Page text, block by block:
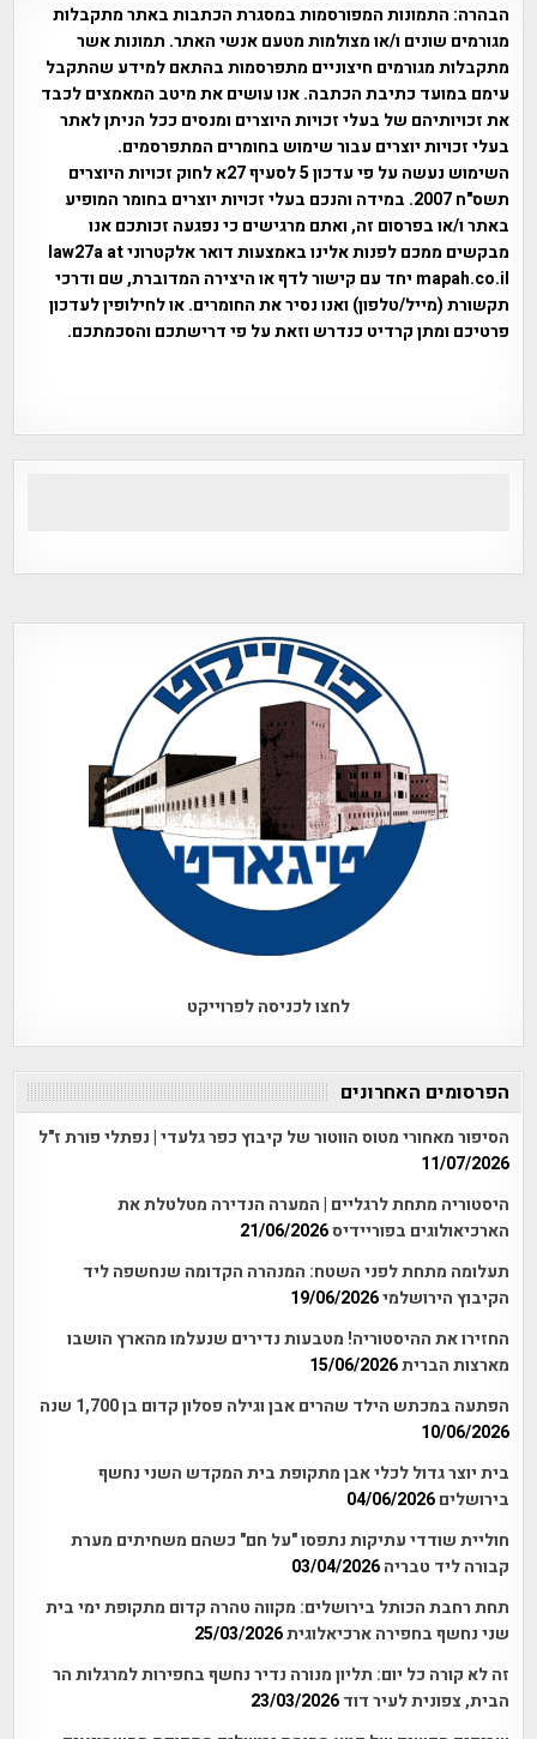
הבהרה: התמונות המפורסמות במסגרת הכתבות באתר מתקבלות
מגורמים שונים ו/או מצולמות מטעם אנשי האתר. תמונות אשר
מתקבלות מגורמים חיצוניים מתפרסמות בהתאם למידע שהתקבל
עימם במועד כתיבת הכתבה. אנו עושים את מיטב המאמצים לכבד
את זכויותיהם של בעלי זכויות היוצרים ומנסים ככל הניתן לאתר
בעלי זכויות יוצרים עבור שימוש בחומרים המתפרסמים.
השימוש נעשה על פי עדכון 5 לסעיף 27א לחוק זכויות היוצרים
תשס"ח 2007. במידה והנכם בעלי זכויות יוצרים בחומר המופיע
באתר ו/או בפרסום זה, ואתם מרגישים כי נפגעה זכותכם אנו
מבקשים ממכם לפנות אלינו באמצעות דואר אלקטרוני law27a at
mapah.co.il יחד עם קישור לדף או היצירה המדוברת, שם ודרכי
תקשורת (מייל/טלפון) ואנו נסיר את החומרים. או לחילופין לעדכון
פרטיכם ומתן קרדיט כנדרש וזאת על פי דרישתכם והסכמתכם.
לחצו לכניסה לפרוייקט
הפרסומים האחרונים
הסיפור מאחורי מטוס הווטור של קיבוץ כפר גלעדי | נפתלי פורת ז"ל
11/07/2026
היסטוריה מתחת לרגליים | המערה הנדירה מטלטלת את
הארכיאולוגים בפוריידיס21/06/2026
תעלומה מתחת לפני השטח: המנהרה הקדומה שנחשפה ליד
הקיבוץ הירושלמי19/06/2026
החזירו את ההיסטוריה! מטבעות נדירים שנעלמו מהארץ הושבו
מארצות הברית15/06/2026
הפתעה במכתש הילד שהרים אבן וגילה פסלון קדום בן 1,700 שנה
10/06/2026
בית יוצר גדול לכלי אבן מתקופת בית המקדש השני נחשף
בירושלים 04/06/2026
חוליית שודדי עתיקות נתפסו "על חם" כשהם משחיתים מערת
קבורה ליד טבריה 03/04/2026
תחת רחבת הכותל בירושלים: מקווה טהרה קדום מתקופת ימי בית
שני נחשף בחפירה ארכיאלוגית25/03/2026
זה לא קורה כל יום: תליון מנורה נדיר נחשף בחפירות למרגלות הר
הבית, צפונית לעיר דוד 23/03/2026